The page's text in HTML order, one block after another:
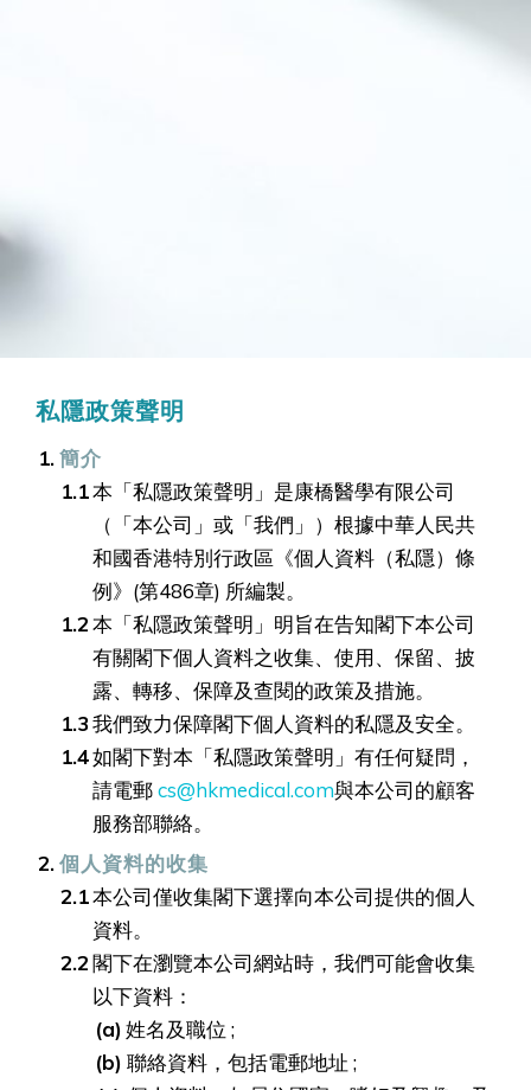
私隱政策聲明
簡介
本「私隱政策聲明」是康橋醫學有限公司
（「本公司」或「我們」）根據中華人民共
和國香港特別行政區《個人資料（私隱）條
例》(第486章) 所編製。
本「私隱政策聲明」明旨在告知閣下本公司
有關閣下個人資料之收集、使用、保留、披
露、轉移、保障及查閱的政策及措施。
我們致力保障閣下個人資料的私隱及安全。
如閣下對本「私隱政策聲明」有任何疑問，
請電郵cs@hkmedical.com與本公司的顧客
服務部聯絡。
個人資料的收集
本公司僅收集閣下選擇向本公司提供的個人
資料。
閣下在瀏覽本公司網站時，我們可能會收集
以下資料：
姓名及職位 ;
聯絡資料，包括電郵地址 ;